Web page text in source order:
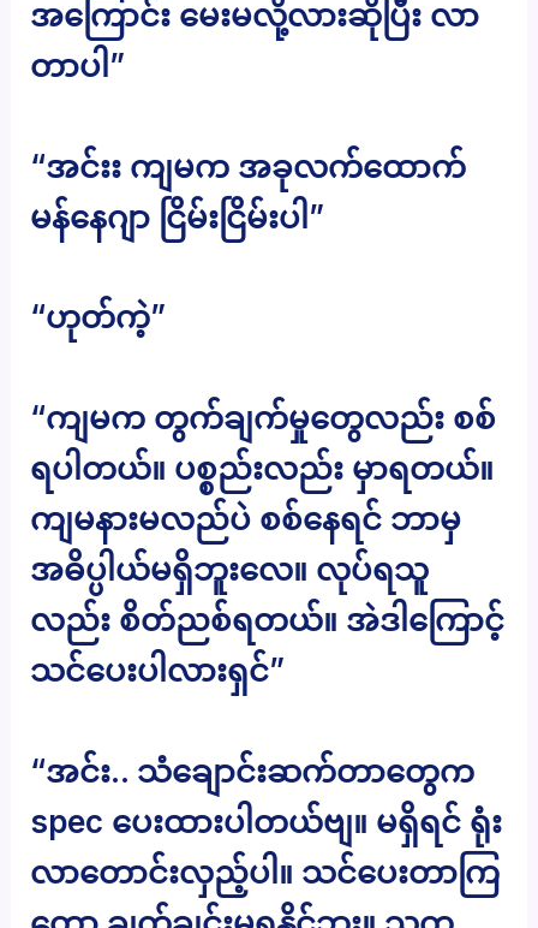
အကြောင်း မေးမလို့လားဆိုပြီး လာ
တာပါ”
“အင်းး ကျမက အခုလက်ထောက်
မန်နေဂျာ ငြိမ်းငြိမ်းပါ”
“ဟုတ်ကဲ့”
“ကျမက တွက်ချက်မှုတွေလည်း စစ်
ရပါတယ်။ ပစ္စည်းလည်း မှာရတယ်။
ကျမနားမလည်ပဲ စစ်နေရင် ဘာမှ
အဓိပ္ပါယ်မရှိဘူးလေ။ လုပ်ရသူ
လည်း စိတ်ညစ်ရတယ်။ အဲဒါကြောင့်
သင်ပေးပါလားရှင်”
“အင်း.. သံချောင်းဆက်တာတွေက
spec ပေးထားပါတယ်ဗျ။ မရှိရင် ရုံး
လာတောင်းလှည့်ပါ။ သင်ပေးတာကြ